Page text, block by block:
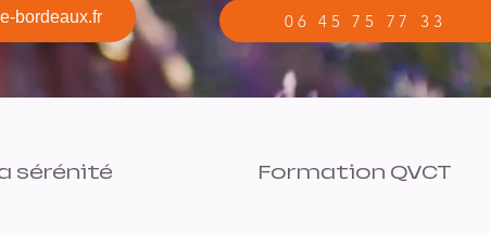
bordeaux.fr 06 45 75 77 33
sérénité Formation QVCT